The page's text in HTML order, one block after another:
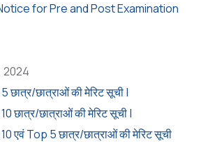
for Pre and Post Examination
2024
छात्र/छात्राओं की मेरिट सूची |
छात्र/छात्राओं की मेरिट सूची |
एवं Top 5 छात्र/छात्राओं की मेरिट सूची